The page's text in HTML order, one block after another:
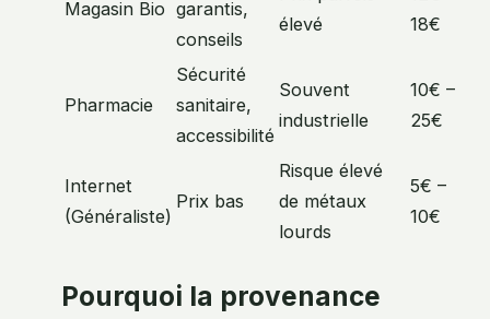
Magasin Bio garantis,
conseils
élevé
18€
Pharmacie
Sécurité
sanitaire,
accessibilité
Souvent
industrielle
10€ –
25€
Internet
(Généraliste)
Prix bas
Risque élevé
de métaux
lourds
5€ –
10€
Pourquoi la provenance